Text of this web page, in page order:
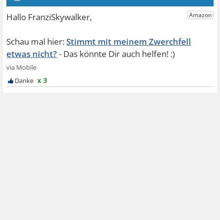
Stimmt mit meinem Zwerchfell
etwas nicht?
x 3